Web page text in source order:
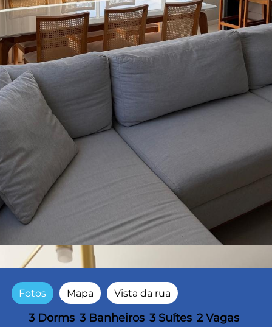
Fotos Mapa Vista da rua
3 Dorms 3 Banheiros 3 Suítes 2 Vagas